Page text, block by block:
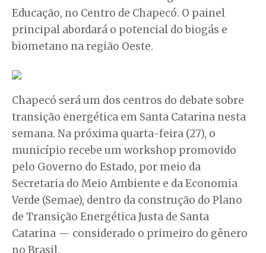
Educação, no Centro de Chapecó. O painel
principal abordará o potencial do biogás e
biometano na região Oeste.
Chapecó será um dos centros do debate sobre
transição energética em Santa Catarina nesta
semana. Na próxima quarta-feira (27), o
município recebe um workshop promovido
pelo Governo do Estado, por meio da
Secretaria do Meio Ambiente e da Economia
Verde (Semae), dentro da construção do Plano
de Transição Energética Justa de Santa
Catarina — considerado o primeiro do gênero
no Brasil.